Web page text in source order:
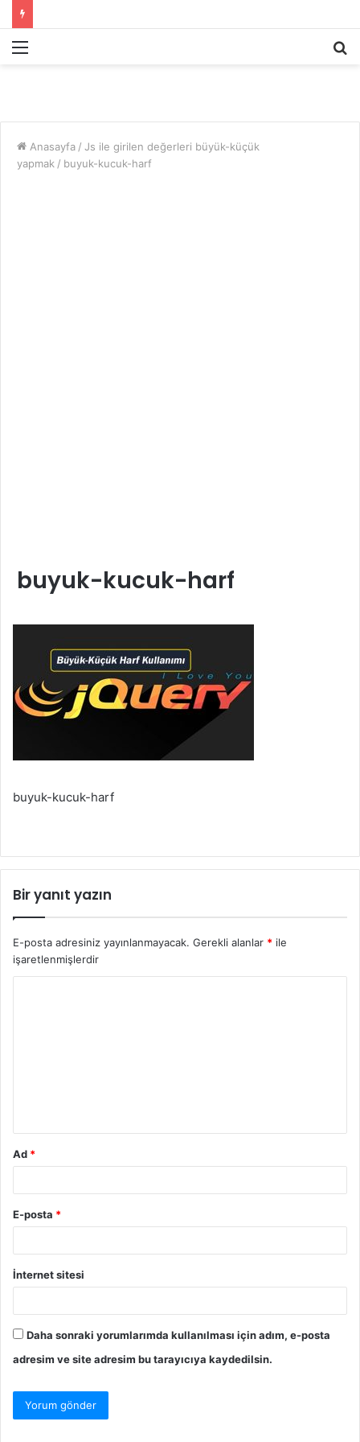
Anasayfa / Js ile girilen değerleri büyük-küçük
yapmak / buyuk-kucuk-harf
buyuk-kucuk-harf
buyuk-kucuk-harf
Bir yanıt yazın
E-posta adresiniz yayınlanmayacak. Gerekli alanlar * ile
işaretlenmişlerdir
Ad *
E-posta *
İnternet sitesi
Daha sonraki yorumlarımda kullanılması için adım, e-posta
adresim ve site adresim bu tarayıcıya kaydedilsin.